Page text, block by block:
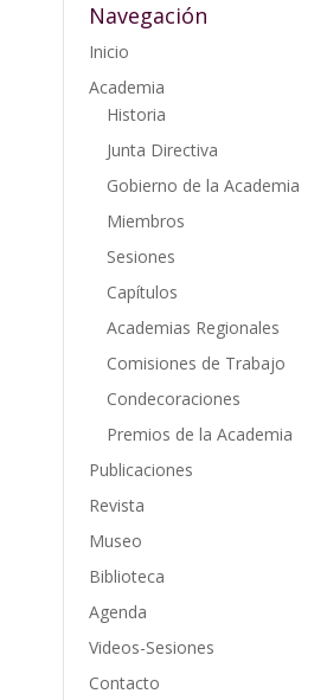
Navegación
Inicio
Academia
Historia
Junta Directiva
Gobierno de la Academia
Miembros
Sesiones
Capítulos
Academias Regionales
Comisiones de Trabajo
Condecoraciones
Premios de la Academia
Publicaciones
Revista
Museo
Biblioteca
Agenda
Videos-Sesiones
Contacto